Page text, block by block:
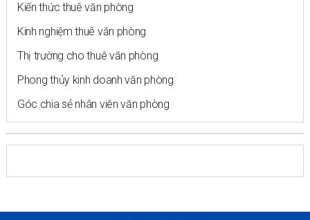
Kiến thức thuê văn phòng
Kinh nghiệm thuê văn phòng
Thị trường cho thuê văn phòng
Phong thủy kinh doanh văn phòng
Góc chia sẻ nhân viên văn phòng